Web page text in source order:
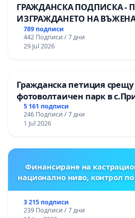
ГРАЖДАНСКА ПОДПИСКА -
ИЗГРАЖДАНЕТО НА
НА ТЕРИТОРИЯТА НА
ЗАБЕЛЕЖИТЕЛНОСТ „ХЪЛМ
ОСВОБОДИТЕЛИТЕ“
789 подписи
442 Подписи / 7 дни
29 Jul 2026
Гражданска петиция
фотоволтаичен парк в
Радомир
5 161 подписи
246 Подписи / 7 дни
1 Jul 2026
Финансиране на
национално ниво, контрол
3 215 подписи
239 Подписи / 7 дни